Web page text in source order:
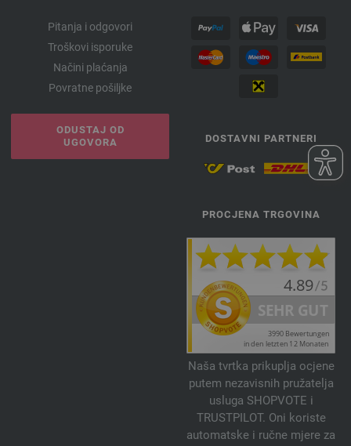
Pitanja i odgovori
Troškovi isporuke
Načini plaćanja
Povratne pošiljke
ODUSTAJ OD
UGOVORA
DOSTAVNI PARTNERI
PROCJENA TRGOVINA
Naša tvrtka prikuplja ocjene
putem nezavisnih pružatelja
usluga SHOPVOTE i
TRUSTPILOT. Oni koriste
automatske i ručne mjere za